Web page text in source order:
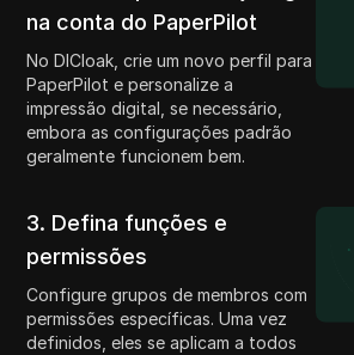
na conta do PaperPilot
No DICloak, crie um novo perfil para
PaperPilot e personalize a
impressão digital, se necessário,
embora as configurações padrão
geralmente funcionem bem.
3. Defina funções e
permissões
Configure grupos de membros com
permissões específicas. Uma vez
definidos, eles se aplicam a todos